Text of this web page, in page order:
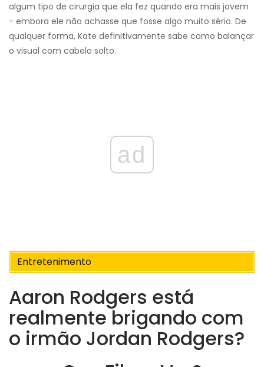
algum tipo de cirurgia que ela fez quando era mais jovem
- embora ele não achasse que fosse algo muito sério. De
qualquer forma, Kate definitivamente sabe como balançar
o visual com cabelo solto.
ad
Entretenimento
Aaron Rodgers está
realmente brigando com
o irmão Jordan Rodgers?